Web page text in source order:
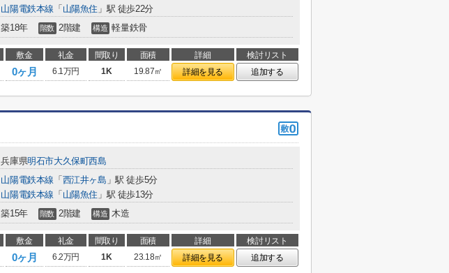
山陽電鉄本線 「 山陽魚住 」駅 徒歩22分
築18年 階数 2階建 構造 軽量鉄骨
敷金 礼金 間取り 面積 詳細
検討リスト
0ヶ月 6.1万円 1K 19.87㎡ 詳細を見る 追加する
兵庫県明石市大久保町西島
山陽電鉄本線 「 西江井ヶ島 」駅 徒歩5分
山陽電鉄本線 「 山陽魚住 」駅 徒歩13分
築15年 階数 2階建 構造 木造
敷金 礼金 間取り 面積 詳細
検討リスト
0ヶ月 6.2万円 1K 23.18㎡ 詳細を見る 追加する